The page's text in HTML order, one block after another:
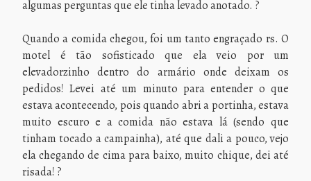
algumas perguntas que ele tinha levado anotado. ?
Quando a comida chegou, foi um tanto engraçado rs. O
motel é tão sofisticado que ela veio por um
elevadorzinho dentro do armário onde deixam os
pedidos! Levei até um minuto para entender o que
estava acontecendo, pois quando abri a portinha, estava
muito escuro e a comida não estava lá (sendo que
tinham tocado a campainha), até que dali a pouco, vejo
ela chegando de cima para baixo, muito chique, dei até
risada! ?